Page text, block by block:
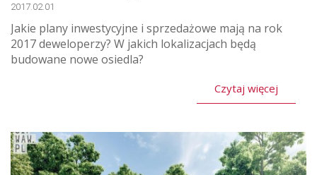
2017.02.01
Jakie plany inwestycyjne i sprzedażowe mają na rok
2017 deweloperzy? W jakich lokalizacjach będą
budowane nowe osiedla?
Czytaj więcej